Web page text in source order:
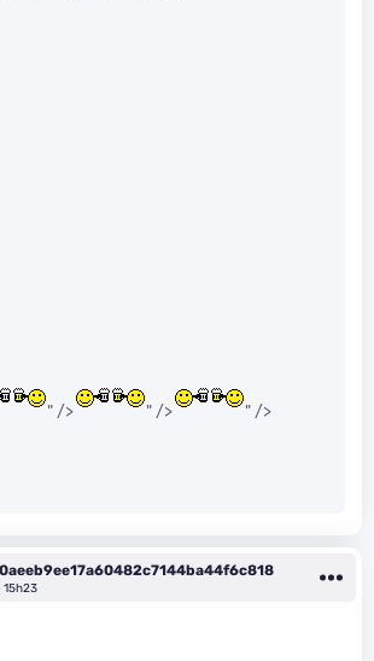
" /> " /> " />
15h23